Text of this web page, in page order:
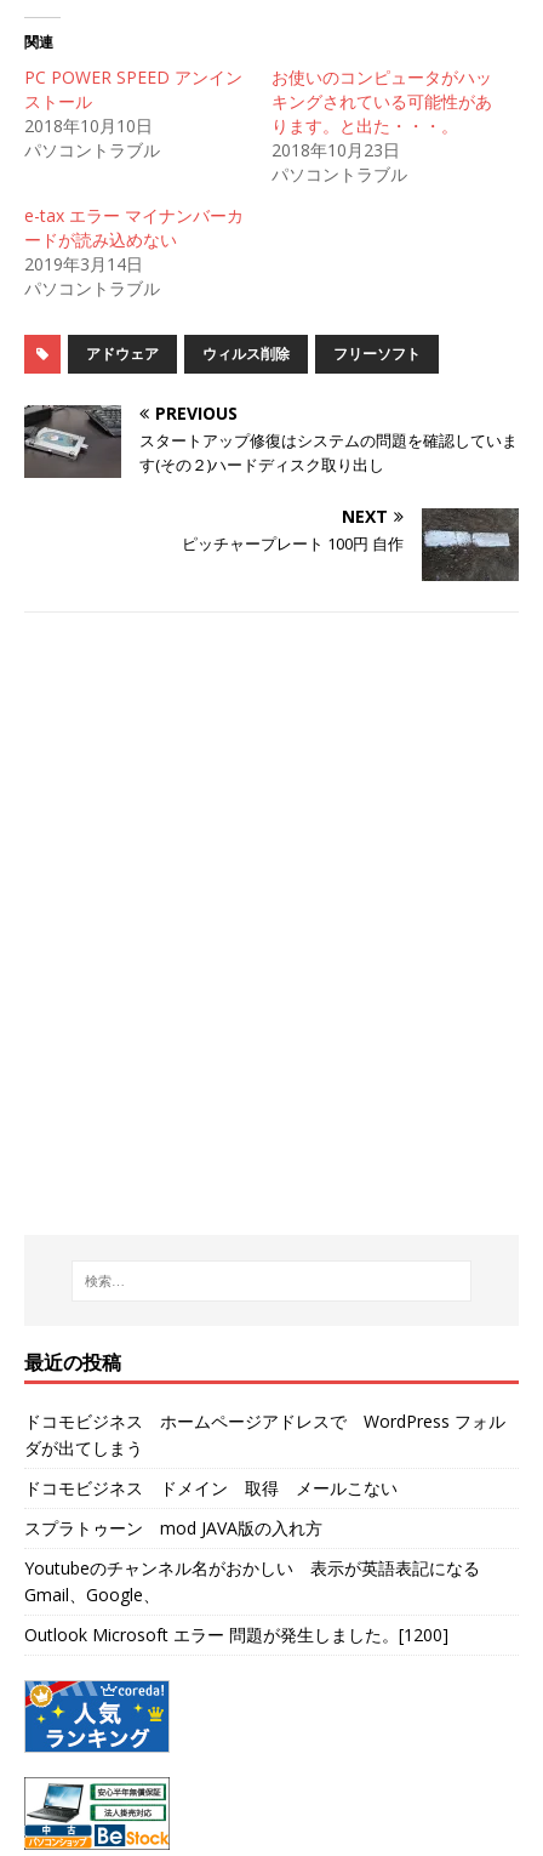
i
t
t
e
r
で
共
新
し
い
ウ
ィ
ン
で
き
す
で
共
す
る
に
は
ッ
ク
し
て
く
だ
(
新
し
ィ
ン
ド
ウ
関連
PC POWER SPEED アンイン
ストール
2018年10月10日
パソコントラブル
お使いのコンピュータがハッ
キングされている可能性があ
ります。と出た・・・。
2018年10月23日
パソコントラブル
e-tax エラー マイナンバーカ
ードが読み込めない
2019年3月14日
パソコントラブル
アドウェア ウィルス削除 フリーソフト
PREVIOUS
スタートアップ修復はシステムの問題を確認していま
す(その２)ハードディスク取り出し
NEXT
ピッチャープレート 100円 自作
最近の投稿
ドコモビジネス ホームページアドレスで WordPress フォル
ダが出てしまう
ドコモビジネス ドメイン 取得 メールこない
スプラトゥーン mod JAVA版の入れ方
Youtubeのチャンネル名がおかしい 表示が英語表記になる
Gmail、Google、
Outlook Microsoft エラー 問題が発生しました。[1200]